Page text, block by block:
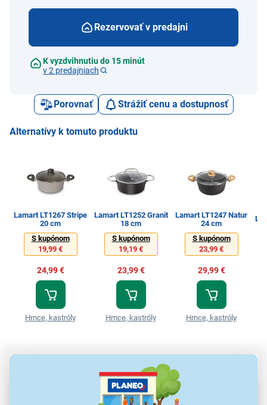
Rezervovať v predajni
K vyzdvihnutiu do 15 minút
v 2 predajniach
Porovnať Strážiť cenu a dostupnosť
Alternatívy k tomuto produktu
Lamart LT1267 Stripe
20 cm
S kupónom
19,99 €
24,99 €
Hrnce, kastróly
Lamart LT1252 Granit
18 cm
S kupónom
19,19 €
23,99 €
Hrnce, kastróly
Lamart LT1247 Natur
24 cm
S kupónom
23,99 €
29,99 €
Hrnce, kastróly
Lamart
Parametre